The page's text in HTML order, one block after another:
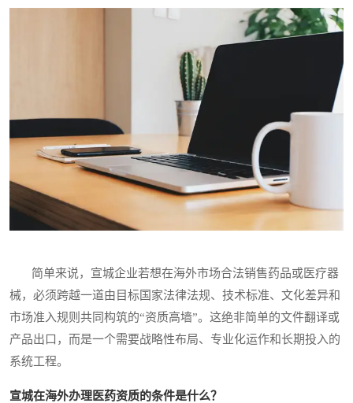
简单来说，宣城企业若想在海外市场合法销售药品或医疗器
械，必须跨越一道由目标国家法律法规、技术标准、文化差异和
市场准入规则共同构筑的“资质高墙”。这绝非简单的文件翻译或
产品出口，而是一个需要战略性布局、专业化运作和长期投入的
系统工程。
宣城在海外办理医药资质的条件是什么？